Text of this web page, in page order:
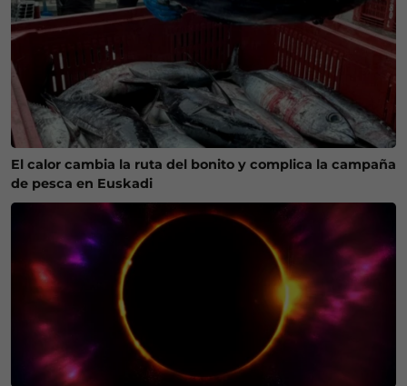
El calor cambia la ruta del bonito y complica la campaña
de pesca en Euskadi